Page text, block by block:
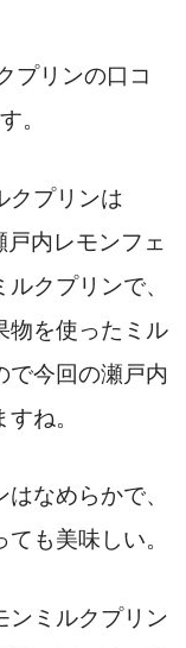
プリンの口コ
。
クプリンは
内レモンフェ
クプリンで、
物を使ったミル
で今回の瀬戸内
ね。
なめらかで、
も美味しい。
ンミルクプリン